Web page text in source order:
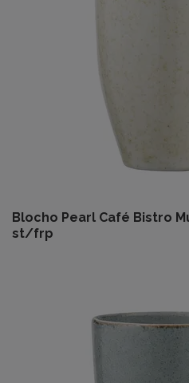
Blocho Pearl Café Bistro
st/frp